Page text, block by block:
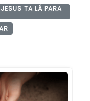
TA LÁ PARA